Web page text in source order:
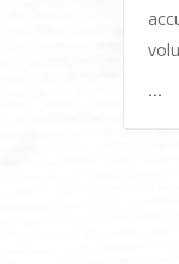
...